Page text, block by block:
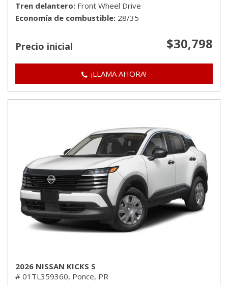
Tren delantero Front Wheel Drive
Economía de combustible 28/35
Precio inicial $30,798
¡LLAMA AHORA!
2026 NISSAN KICKS S
# 01TL359360, Ponce, PR